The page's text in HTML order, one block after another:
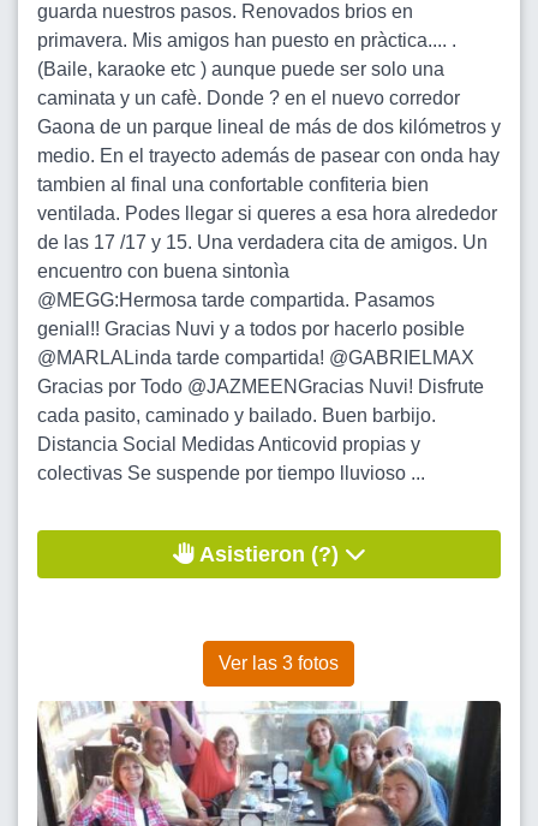
guarda nuestros pasos. Renovados brios en
primavera. Mis amigos han puesto en pràctica.... .
(Baile, karaoke etc ) aunque puede ser solo una
caminata y un cafè. Donde ? en el nuevo corredor
Gaona de un parque lineal de más de dos kilómetros y
medio. En el trayecto además de pasear con onda hay
tambien al final una confortable confiteria bien
ventilada. Podes llegar si queres a esa hora alrededor
de las 17 /17 y 15. Una verdadera cita de amigos. Un
encuentro con buena sintonìa
@MEGG:Hermosa tarde compartida. Pasamos
genial!! Gracias Nuvi y a todos por hacerlo posible
@MARLALinda tarde compartida! @GABRIELMAX
Gracias por Todo @JAZMEENGracias Nuvi! Disfrute
cada pasito, caminado y bailado. Buen barbijo.
Distancia Social Medidas Anticovid propias y
colectivas Se suspende por tiempo lluvioso ...
Asistieron (?)
Ver las 3 fotos